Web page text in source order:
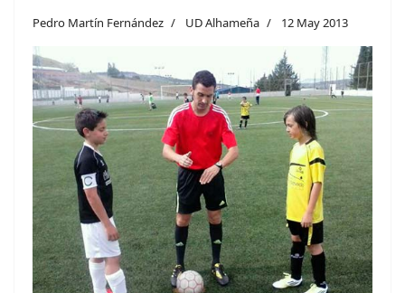
Pedro Martín Fernández UD Alhameña 12 May 2013